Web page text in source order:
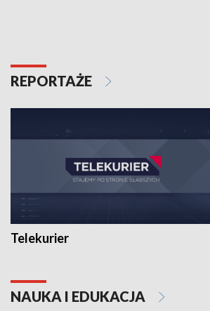
REPORTAŻE
Telekurier
NAUKA I EDUKACJA